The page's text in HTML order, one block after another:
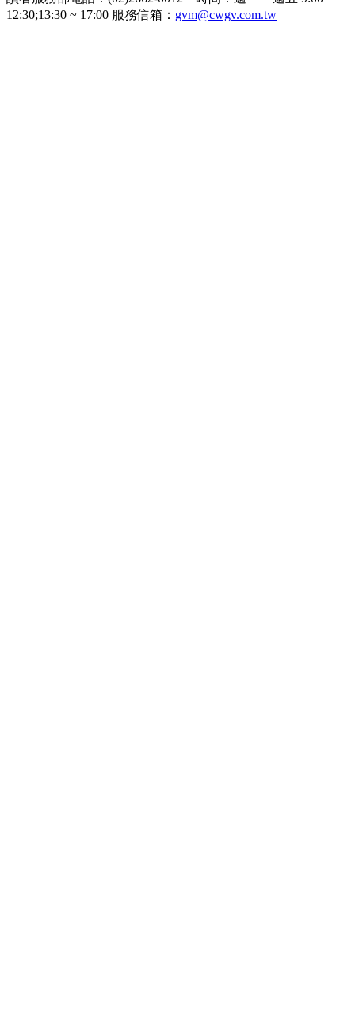
12:30;13:30 ~ 17:00 服務信箱： gvm@cwgv.com.tw